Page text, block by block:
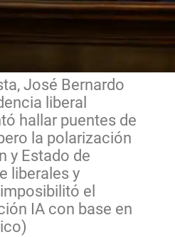
José Bernardo
liberal
hallar puentes de
la polarización
y Estado de
liberales y
el
IA con base en